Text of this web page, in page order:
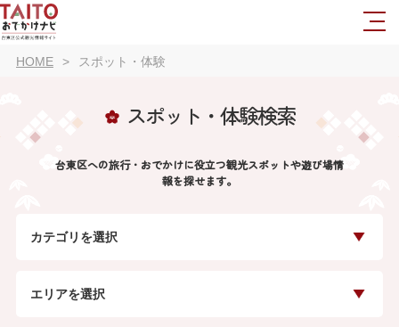
HOME スポット・体験
スポット・体験検索
台東区への旅行・おでかけに役立つ観光スポットや遊び場情
報を探せます。
カテゴリを選択
エリアを選択